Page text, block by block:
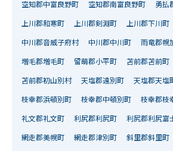
空知郡中富良野町 空知郡南富良野町 勇払
上川郡和寒町 上川郡剣淵町 上川郡下川町
中川郡音威子府村 中川郡中川町 雨竜郡幌
増毛郡増毛町 留萌郡小平町 苫前郡苫前町
苫前郡初山別村 天塩郡遠別町 天塩郡天塩
枝幸郡浜頓別町 枝幸郡中頓別町 枝幸郡枝
礼文郡礼文町 利尻郡利尻町 利尻郡利尻富
網走郡美幌町 網走郡津別町 斜里郡斜里町